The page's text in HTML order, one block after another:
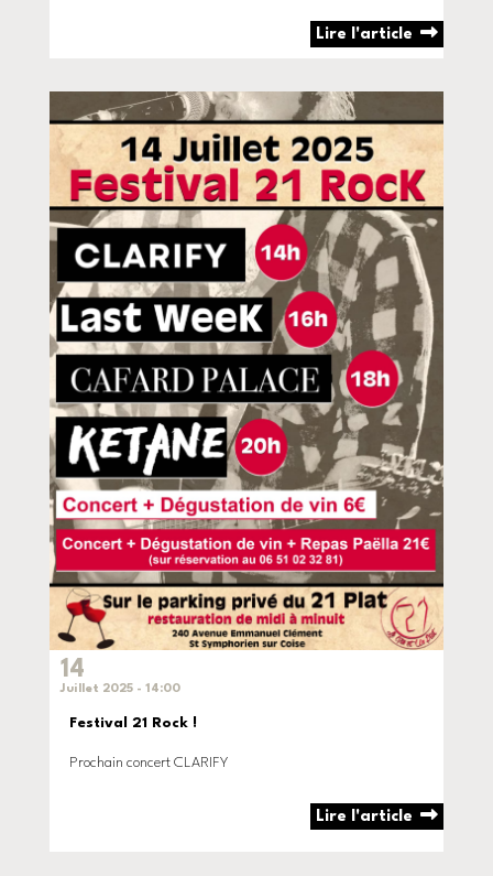
Lire l'article
14
Juillet 2025 - 14:00
Festival 21 Rock !
Prochain concert CLARIFY
Lire l'article